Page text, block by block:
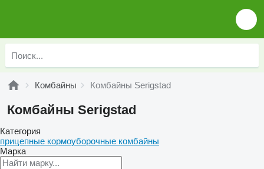
Комбайны Комбайны Serigstad
Комбайны Serigstad
Категория
прицепные кормоуборочные комбайны
Марка